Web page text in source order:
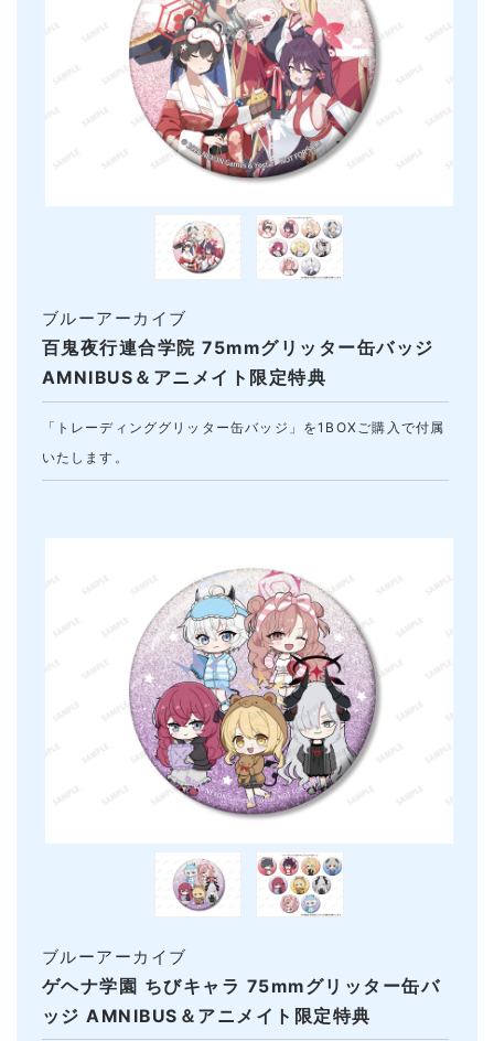
百鬼夜行連合学院 75mmグリッター缶バッジ
AMNIBUS＆アニメイト限定特典
ブルーアーカイブ
「トレーディンググリッター缶バッジ」を1BOXご購入で付属
いたします。
ゲヘナ学園 ちびキャラ 75mmグリッター缶バ
ッジ AMNIBUS＆アニメイト限定特典
ブルーアーカイブ